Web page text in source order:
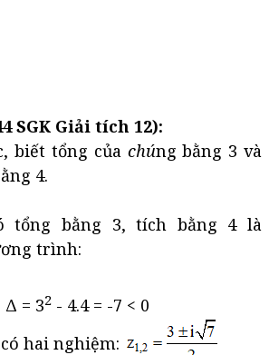
SGK Giải tích 12):
biết tổng của chúng bằng 3 và
4.
tổng bằng 3, tích bằng 4 là
trình:
= 32 - 4.4 = -7 < 0
hai nghiệm: